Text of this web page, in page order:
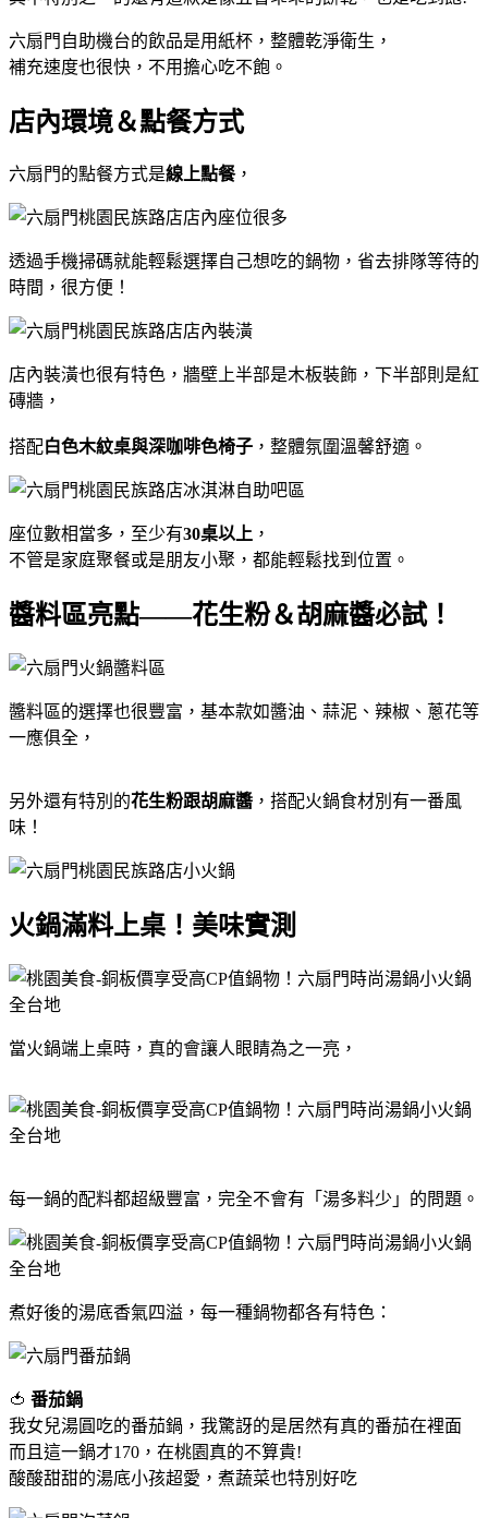
六扇門自助機台的飲品是用紙杯，整體乾淨衛生，
補充速度也很快，不用擔心吃不飽。
店內環境＆點餐方式
六扇門的點餐方式是線上點餐，
透過手機掃碼就能輕鬆選擇自己想吃的鍋物，省去排隊等待的
時間，很方便！
店內裝潢也很有特色，牆壁上半部是木板裝飾，下半部則是紅
磚牆，
搭配白色木紋桌與深咖啡色椅子 ，整體氛圍溫馨舒適。
座位數相當多，至少有30桌以上 ，
不管是家庭聚餐或是朋友小聚，都能輕鬆找到位置。
醬料區亮點——花生粉＆胡麻醬必試！
醬料區的選擇也很豐富，基本款如醬油、蒜泥、辣椒、蔥花等
一應俱全，
另外還有特別的花生粉跟胡麻醬 ，搭配火鍋食材別有一番風
味！
火鍋滿料上桌！美味實測
當火鍋端上桌時，真的會讓人眼睛為之一亮，
每一鍋的配料都超級豐富，完全不會有「湯多料少」的問題。
煮好後的湯底香氣四溢，每一種鍋物都各有特色：
🍅 番茄鍋
我女兒湯圓吃的番茄鍋，我驚訝的是居然有真的番茄在裡面
而且這一鍋才170，在桃園真的不算貴!
酸酸甜甜的湯底小孩超愛，煮蔬菜也特別好吃